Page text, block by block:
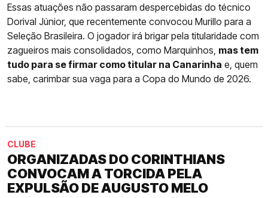
Essas atuações não passaram despercebidas do técnico
Dorival Júnior, que recentemente convocou Murillo para a
Seleção Brasileira. O jogador irá brigar pela titularidade com
zagueiros mais consolidados, como Marquinhos, mas tem
tudo para se firmar como titular na Canarinha e, quem
sabe, carimbar sua vaga para a Copa do Mundo de 2026.
CLUBE
ORGANIZADAS DO CORINTHIANS
CONVOCAM A TORCIDA PELA
EXPULSÃO DE AUGUSTO MELO